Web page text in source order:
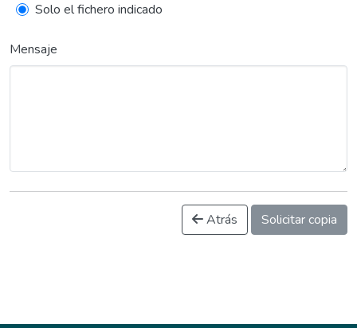
Solo el fichero indicado
Mensaje
Atrás Solicitar copia